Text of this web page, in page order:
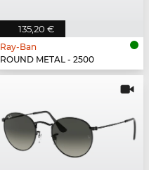
135,20 €
Ray-Ban
ROUND METAL - 2500